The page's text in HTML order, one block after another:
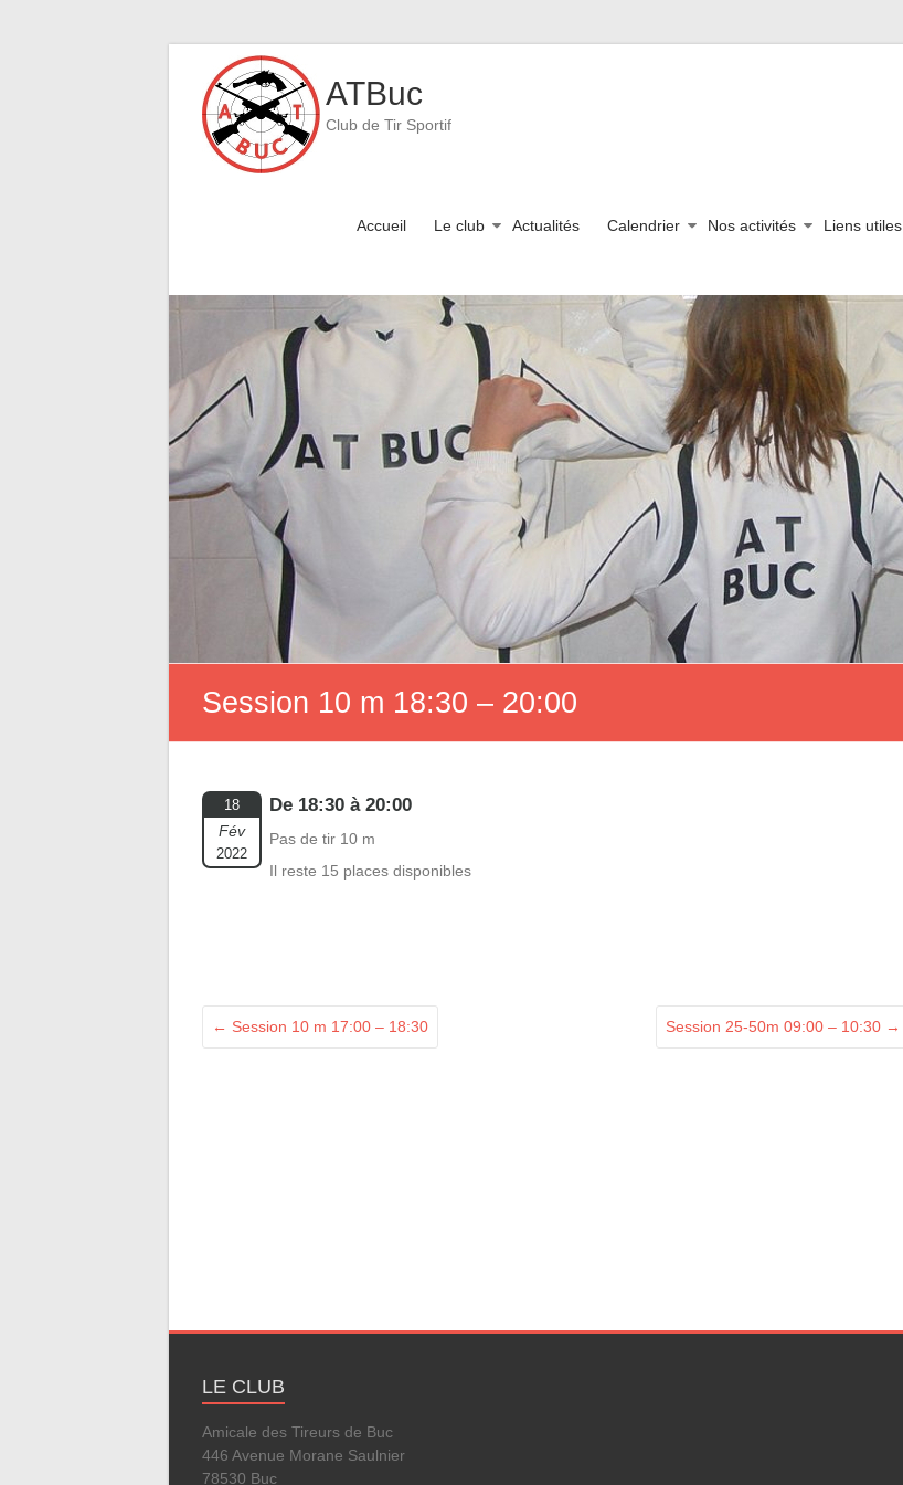
content
ATBuc
Club de Tir Sportif
Accueil Le club Actualités Calendrier Nos activités Liens utiles
Session 10 m 18:30 – 20:00
18
Fév
2022
De 18:30 à 20:00
Pas de tir 10 m
Il reste 15 places disponibles
← Session 10 m 17:00 – 18:30 Session 25-50m 09:00 – 10:30 →
LE CLUB
Amicale des Tireurs de Buc
446 Avenue Morane Saulnier
78530 Buc